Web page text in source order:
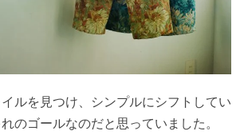
ルを見つけ、シンプルにシフトしてい
のゴールなのだと思っていました。